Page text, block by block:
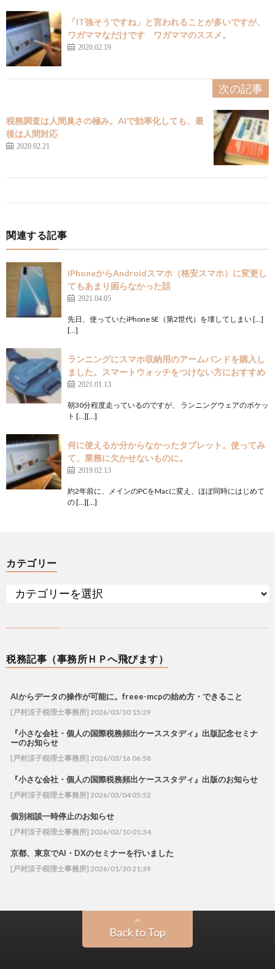
「IT強そうですね」と言われることが多いですが、
ワガママなだけです ワガママのススメ。
2020.02.19
次の記事
税務調査は人間臭さの極み。AIで効率化しても、最
後は人間対応
2020.02.21
関連する記事
iPhoneからAndroidスマホ（格安スマホ）に変更し
てもあまり困らなかった話
2021.04.05
先日、使っていたiPhone SE（第2世代）を壊してしまい […]
[…]
ランニングにスマホ収納用のアームバンドを購入し
ました。スマートウォッチをつけない方におすすめ
2021.01.13
朝30分程度走っているのですが、 ランニングウェアのポケッ
ト […][…]
何に使えるか分からなかったタブレット。使ってみ
て、業務に欠かせないものに。
2019.02.13
約2年前に、メインのPCをMacに変え、ほぼ同時にはじめて
の […][…]
カテゴリー
税務記事（事務所ＨＰへ飛びます）
AIからデータの操作が可能に。freee-mcpの始め方・できること
[戸村涼子税理士事務所] 2026/03/30 15:29
『小さな会社・個人の国際税務頻出ケーススタディ』出版記念セミナ
ーのお知らせ
[戸村涼子税理士事務所] 2026/03/16 06:58
『小さな会社・個人の国際税務頻出ケーススタディ』出版のお知らせ
[戸村涼子税理士事務所] 2026/03/04 05:52
個別相談一時停止のお知らせ
[戸村涼子税理士事務所] 2026/02/10 01:34
京都、東京でAI・DXのセミナーを行いました
[戸村涼子税理士事務所] 2026/01/30 21:39
Back to Top